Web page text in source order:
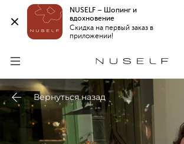
NUSELF – Шопинг и
вдохновение
Скидка на первый заказ в
приложении!
Вернуться назад